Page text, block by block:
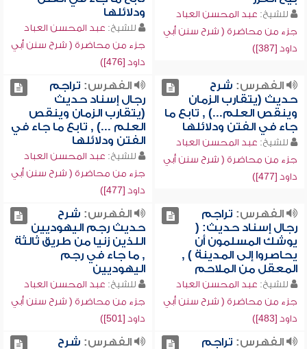
للشيخ: عبد المحسن العباد
جزء من محاضرة ( شرح سنن أبي
داود [387])
ودلائلها
للشيخ: عبد المحسن العباد
جزء من محاضرة ( شرح سنن أبي
داود [476])
الفهرس: شرح
حديث (يتقارب الزمان
وينقص العلم...) , تابع ما
جاء في الفتن ودلائلها
للشيخ: عبد المحسن العباد
جزء من محاضرة ( شرح سنن أبي
داود [477])
الفهرس: تراجم
رجال إسناد حديث
(يتقارب الزمان وينقص
العلم ...) , تابع ما جاء في
الفتن ودلائلها
للشيخ: عبد المحسن العباد
جزء من محاضرة ( شرح سنن أبي
داود [477])
الفهرس: تراجم
رجال إسناد حديث: (
يوشك المسلمون أن
يحاصروا إلى المدينة ) ,
المعقل من الملاحم
للشيخ: عبد المحسن العباد
جزء من محاضرة ( شرح سنن أبي
داود [483])
الفهرس: شرح
حديث رجم اليهوديين
اللذين زنيا من طريق ثالثة
, ما جاء في رجم
اليهوديين
للشيخ: عبد المحسن العباد
جزء من محاضرة ( شرح سنن أبي
داود [501])
الفهرس: تراجم
الفهرس: شرح